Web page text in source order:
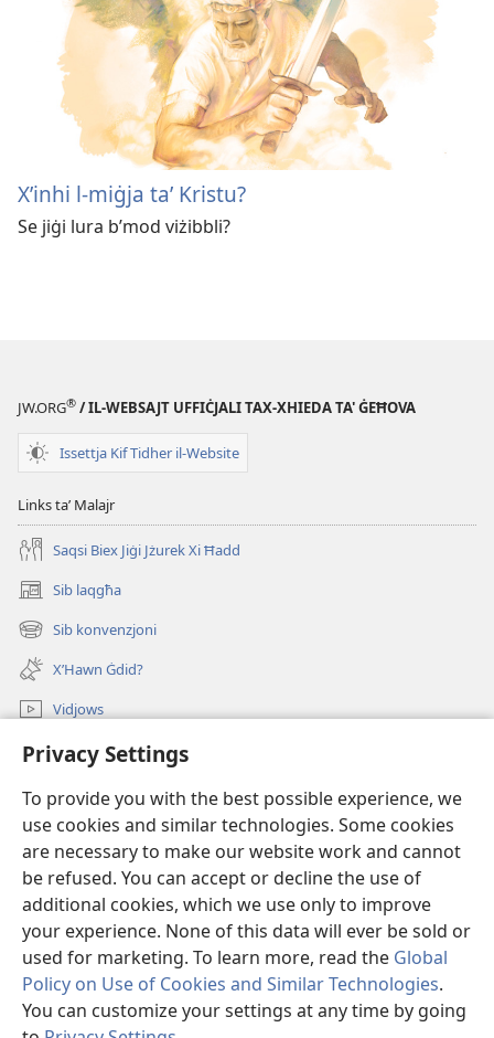
Privacy Settings
To provide you with the best possible experience, we
use cookies and similar technologies. Some cookies
are necessary to make our website work and cannot
be refused. You can accept or decline the use of
additional cookies, which we use only to improve
your experience. None of this data will ever be sold or
used for marketing. To learn more, read the Global
Policy on Use of Cookies and Similar Technologies.
You can customize your settings at any time by going
X’inhi l-miġja taʼ Kristu?
Se jiġi lura b’mod viżibbli?
JW.ORG® / IL-WEBSAJT UFFIĊJALI TAX-XHIEDA TA' ĠEĦOVA
Issettja Kif Tidher il-Website
Links taʼ Malajr
Saqsi Biex Jiġi Jżurek Xi Ħadd
Sib laqgħa
(opens
new
window)
Sib konvenzjoni
(opens
new
window)
X’Hawn Ġdid?
Vidjows
Fittex f’JW.ORG
Donazzjonijiet
(opens
new
window)LIBRERIJA ONLAJN tat-Torri tal-Għassa
(opens
new
window)JW Hub ®
(opens
new
window)
Copyright © 2026 Watch Tower Bible and Tract Society of Pennsylvania.